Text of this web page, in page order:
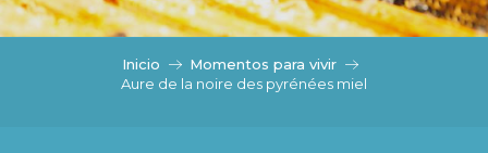
i
Inicio
Momentos para vivir
Aure de la noire des pyrénées miel